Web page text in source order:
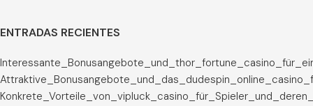
ENTRADAS RECIENTES